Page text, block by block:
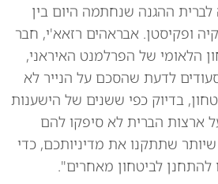
לברית ההגנה שנחתמה היום בין
ופקיסטן. אבראהים רזאא'י, חבר
הלאומי של הפרלמנט האיראני,
לדעת שהסכם על הנייר לא
בדיוק כפי ששנים של הישענות
ארצות הברית לא סיפקו להם
שיותר שתתקנו את מדיניותכם, כדי
להתחנן לביטחון מאחרים".